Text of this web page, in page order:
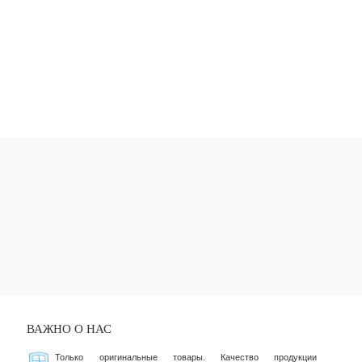
ВАЖНО О НАС
Только оригинальные товары. Качество продукции